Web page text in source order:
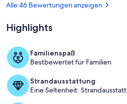
Alle 46 Bewertungen anzeigen
Highlights
Familienspaß
Bestbewertet für Familien
Strandausstattung
Eine Seltenheit: